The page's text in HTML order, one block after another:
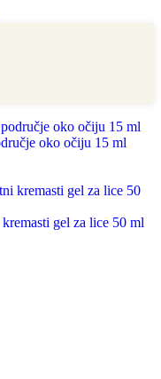
oko očiju 15 ml
gel za lice 50 ml